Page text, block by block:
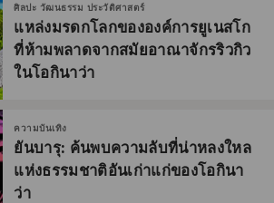
ศิลปะ วัฒนธรรม ประวัติศาสตร์
แหล่งมรดกโลกขององค์การยูเนสโก
ที่ห้ามพลาดจากสมัยอาณาจักรริวกิว
ในโอกินาว่า
ความบันเทิง
ยันบารุ: ค้นพบความลับที่น่าหลงใหล
แห่งธรรมชาติอันเก่าแก่ของโอกินา
ว่า